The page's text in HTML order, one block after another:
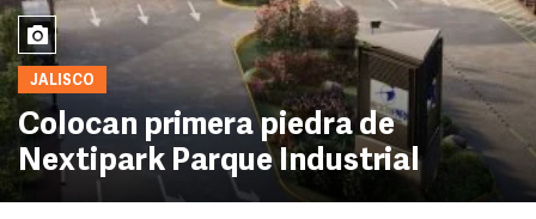
JALISCO
Colocan primera piedra de
Nextipark Parque Industrial